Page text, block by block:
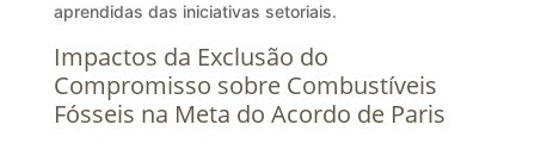
aprendidas das iniciativas setoriais.
Impactos da Exclusão do
Compromisso sobre Combustíveis
Fósseis na Meta do Acordo de Paris